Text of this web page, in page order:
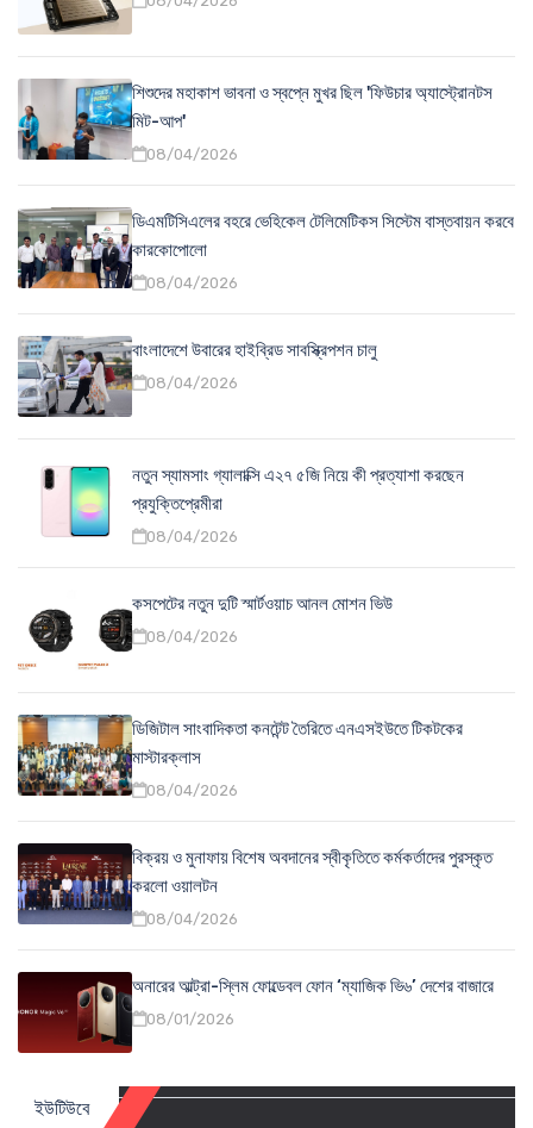
শিশুদের মহাকাশ ভাবনা ও স্বপ্নে মুখর ছিল 'ফিউচার অ্যাস্ট্রোনটস
মিট-আপ'
08/04/2026
ডিএমটিসিএলের বহরে ভেহিকেল টেলিমেটিকস সিস্টেম বাস্তবায়ন করবে
কারকোপোলো
08/04/2026
বাংলাদেশে উবারের হাইব্রিড সাবস্ক্রিপশন চালু
08/04/2026
নতুন স্যামসাং গ্যালাক্সি এ২৭ ৫জি নিয়ে কী প্রত্যাশা করছেন
প্রযুক্তিপ্রেমীরা
08/04/2026
কসপেটের নতুন দুটি স্মার্টওয়াচ আনল মোশন ভিউ
08/04/2026
ডিজিটাল সাংবাদিকতা কনটেন্ট তৈরিতে এনএসইউতে টিকটকের
মাস্টারক্লাস
08/04/2026
বিক্রয় ও মুনাফায় বিশেষ অবদানের স্বীকৃতিতে কর্মকর্তাদের পুরস্কৃত
করলো ওয়ালটন
08/04/2026
অনারের আল্ট্রা-স্লিম ফোল্ডেবল ফোন ‘ম্যাজিক ভি৬’ দেশের বাজারে
08/01/2026
ইউটিউবে